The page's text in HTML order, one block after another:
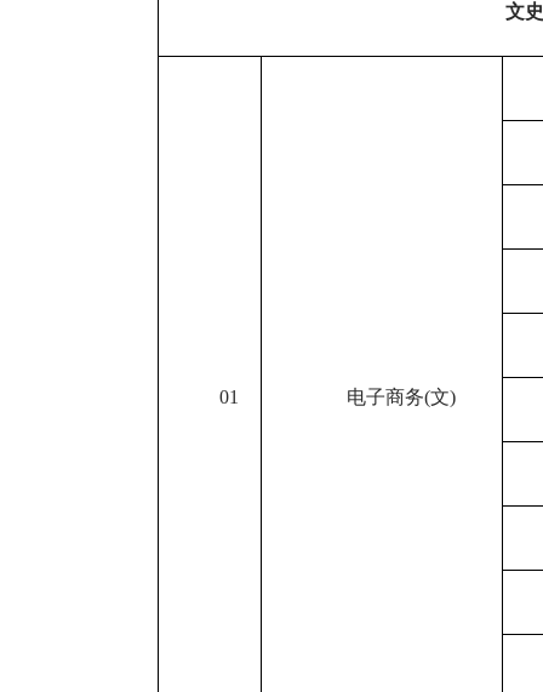
文
01 电子商务(文)